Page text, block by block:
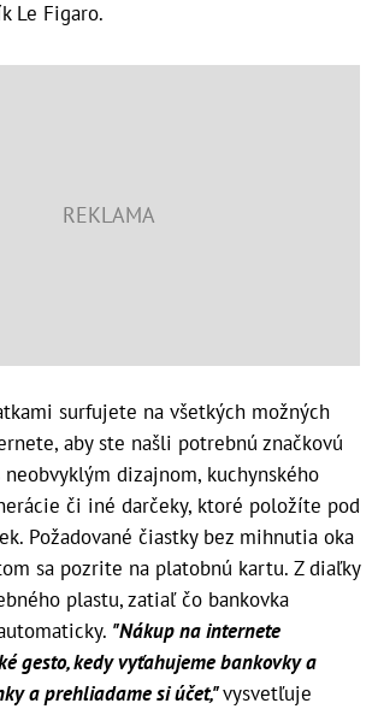
Le Figaro.
surfujete na všetkých možných
aby ste našli potrebnú značkovú
dizajnom, kuchynského
či iné darčeky, ktoré položíte pod
Požadované čiastky bez mihnutia oka
sa pozrite na platobnú kartu. Z diaľky
plastu, zatiaľ čo bankovka
"Nákup na internete
gesto, kedy vyťahujeme bankovky a
a prehliadame si účet,"vysvetľuje